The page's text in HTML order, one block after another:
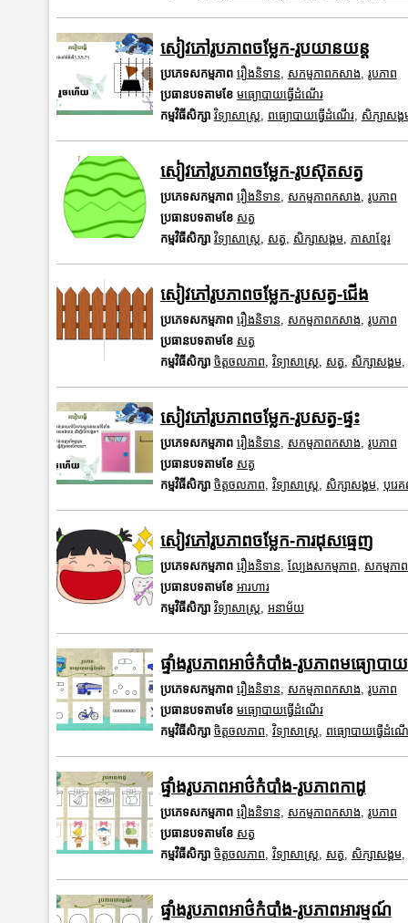
សៀវភៅរូបភាពចម្លែក-រូបយានយន្ត
ប្រភេទសកម្មភាព រឿងនិទាន សកម្មភាពកសាង រូបភាព
ប្រធានបទតាមខែ មធ្យោបាយធ្វើដំណើរ
កម្មវិធីសិក្សា វិទ្យាសាស្រ្ត ពធ្យោបាយធ្វើដំណើរ, សិក្សាសង្គ
សៀវភៅរូបភាពចម្លែក-រូបស៊ុតសត្វ
ប្រភេទសកម្មភាព រឿងនិទាន សកម្មភាពកសាង រូបភាព
ប្រធានបទតាមខែ សត្វ
កម្មវិធីសិក្សា វិទ្យាសាស្រ្ត សត្វ សិក្សាសង្គម, ភាសាខ្មែរ
សៀវភៅរូបភាពចម្លែក-រូបសត្វ-ជើង
ប្រភេទសកម្មភាព រឿងនិទាន សកម្មភាពកសាង រូបភាព
ប្រធានបទតាមខែ សត្វ
កម្មវិធីសិក្សា ចិត្តចលភាព វិទ្យាសាស្រ្ត សត្វ សិក្សាសង្គម,
សៀវភៅរូបភាពចម្លែក-រូបសត្វ-ផ្ទះ
ប្រភេទសកម្មភាព រឿងនិទាន សកម្មភាពកសាង រូបភាព
ប្រធានបទតាមខែ សត្វ
កម្មវិធីសិក្សា ចិត្តចលភាព វិទ្យាសាស្រ្ត សិក្សាសង្គម, បុរេ
សៀវភៅរូបភាពចម្លែក-ការដុសធ្មេញ
ប្រភេទសកម្មភាព រឿងនិទាន ល្បែងសកម្មភាព
សកម្មភា
ប្រធានបទតាមខែ អារហារ
កម្មវិធីសិក្សា វិទ្យាសាស្រ្ត អនាម័យ
ផ្ទាំងរូបភាពអាថ៌កំបាំង-រូបភាពមធ្យោបា
ប្រភេទសកម្មភាព រឿងនិទាន សកម្មភាពកសាង រូបភាព
ប្រធានបទតាមខែ មធ្យោបាយធ្វើដំណើរ
កម្មវិធីសិក្សា ចិត្តចលភាព វិទ្យាសាស្រ្ត ពធ្យោបាយធ្វើដំណ
ផ្ទាំងរូបភាពអាថ៌កំបាំង-រូបភាពកាដូ
ប្រភេទសកម្មភាព រឿងនិទាន សកម្មភាពកសាង រូបភាព
ប្រធានបទតាមខែ សត្វ
កម្មវិធីសិក្សា ចិត្តចលភាព វិទ្យាសាស្រ្ត សត្វ សិក្សាសង្គម,
ផ្ទាំងរូបភាពអាថ៌កំបាំង-រូបភាពអារម្មណ៍